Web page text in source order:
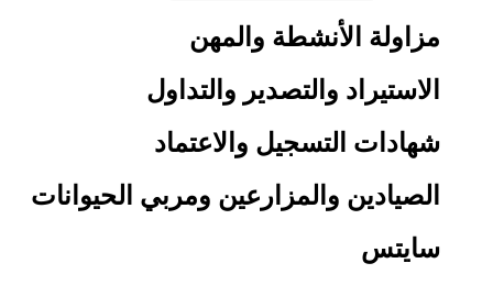
مزاولة الأنشطة والمهن
الاستيراد والتصدير والتداول
شهادات التسجيل والاعتماد
الصيادين والمزارعين ومربي الحيوانات
سايتس